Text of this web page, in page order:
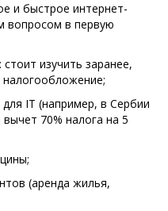
и быстрое интернет-
вопросом в первую
изучить заранее,
IT (например, в Сербии
70% налога на 5
(аренда жилья,